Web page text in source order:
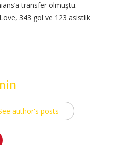
transfer olmuştu.
343 gol ve 123 asistlik
author's posts